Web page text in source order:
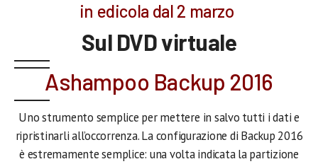
in edicola dal 2 marzo
Sul DVD virtuale
Ashampoo Backup 2016
Uno strumento semplice per mettere in salvo tutti i dati e
ripristinarli all’occorrenza. La configurazione di Backup 2016
è estremamente semplice: una volta indicata la partizione